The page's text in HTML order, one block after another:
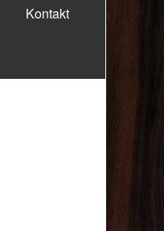
Kontakt